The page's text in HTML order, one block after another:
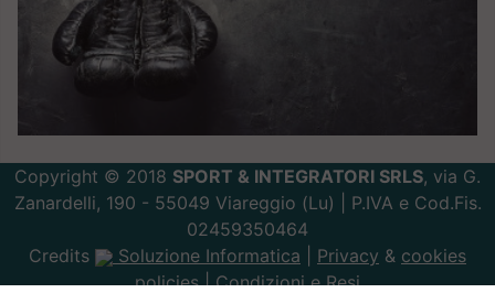
Copyright © 2018 SPORT & INTEGRATORI SRLS, via G.
Zanardelli, 190 - 55049 Viareggio (Lu) | P.IVA e Cod.Fis.
02459350464
Credits
Soluzione Informatica Privacy & cookies
policies |Condizioni e Resi